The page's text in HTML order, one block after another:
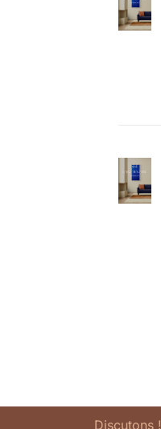
Discutons !